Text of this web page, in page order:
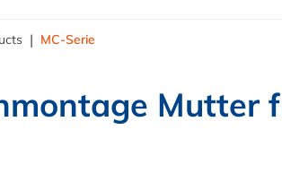
| MC-Serie
Mutter